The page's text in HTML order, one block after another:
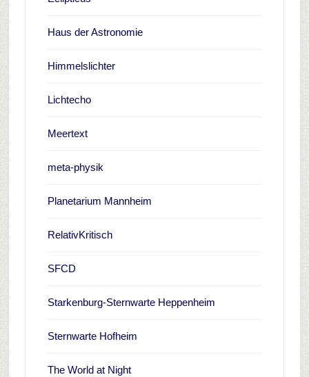
Haus der Astronomie
Himmelslichter
Lichtecho
Meertext
meta-physik
Planetarium Mannheim
RelativKritisch
SFCD
Starkenburg-Sternwarte Heppenheim
Sternwarte Hofheim
The World at Night